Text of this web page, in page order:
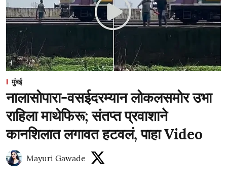
मुंबई
नालासोपारा-वसईदरम्यान लोकलसमोर उभा
राहिला माथेफिरू; संतप्त प्रवाशाने
कानशिलात लगावत हटवलं, पाहा Video
Mayuri Gawade